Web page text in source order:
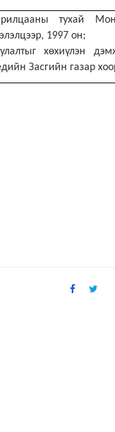
тухай
1997 он;
хөхиүлэн
Засгийн газар